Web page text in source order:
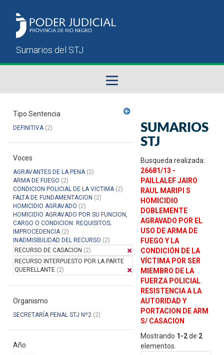
Sumarios del STJ
Manual del Usuario
Tipo Sentencia
DEFINITIVA(2)
Voces
AGRAVANTES DE LA PENA(2)
ARMA DE FUEGO (2)
CONDICION POLICIAL DE LA VICTIMA(2)
FALTA DE FUNDAMENTACION (2)
HOMICIDIO AGRAVADO (2)
HOMICIDIO AGRAVADO POR SU FUNCION,
CARGO O CONDICION: REQUISITOS;
IMPROCEDENCIA(2)
INADMISIBILIDAD DEL RECURSO (2)
RECURSO DE CASACION (2)
RECURSO INTERPUESTO POR LA PARTE
QUERELLANTE (2)
Organismo
SECRETARÍA PENAL STJ Nº2 (2)
Año
SUMARIOS
STJ
Busqueda realizada:
26681/13 -
PAILLALEF JAIRO
RAUL MARIPI S
HOMICIDIO
DOBLEMENTE
AGRAVADO POR EL
USO DE ARMA DE
FUEGO Y LA
CONDICIÓN DE LA
VÍCTIMA POR SER
MIEMBRO DE LA
FUERZA POLICIAL
RESISTENCIA A LA
AUTORIDAD Y
PORTACION DE ARM
S/ CASACION
Mostrando 1-2de 2
elementos.